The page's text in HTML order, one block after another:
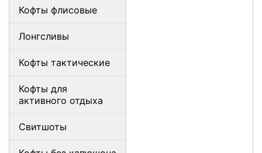
Кофты флисовые
Лонгсливы
Кофты тактические
Кофты для
активного отдыха
Свитшоты